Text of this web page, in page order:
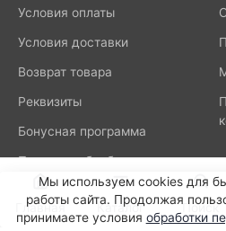
Условия оплаты
Условия доставки
Возврат товара
Реквизиты
Бонусная программа
Политика обработки
персональных данных
Мы используем cookies для
работы сайта. Продолжая
принимаете условия обработки
Главная Каталог Поиск